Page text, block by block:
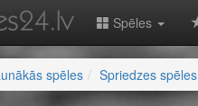
Spēles
spēles Spriedzes spēles